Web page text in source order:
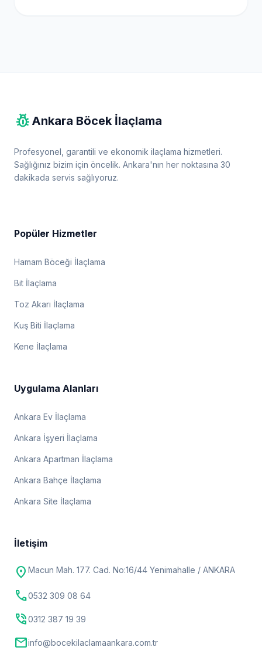
pest_control Ankara Böcek İlaçlama
Profesyonel, garantili ve ekonomik ilaçlama hizmetleri.
Sağlığınız bizim için öncelik. Ankara'nın her noktasına 30
dakikada servis sağlıyoruz.
Popüler Hizmetler
Hamam Böceği İlaçlama
Bit İlaçlama
Toz Akarı İlaçlama
Kuş Biti İlaçlama
Kene İlaçlama
Uygulama Alanları
Ankara Ev İlaçlama
Ankara İşyeri İlaçlama
Ankara Apartman İlaçlama
Ankara Bahçe İlaçlama
Ankara Site İlaçlama
İletişim
location_on Macun Mah. 177. Cad. No:16/44 Yenimahalle / ANKARA
call0532 309 08 64
phone_in_talk0312 387 19 39
mailinfo@bocekilaclamaankara.com.tr